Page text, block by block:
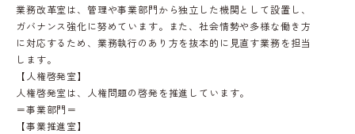
業務改革室は、管理や事業部門から独立した機関として設置し、
ガバナンス強化に努めています。また、社会情勢や多様な働き方
に対応するため、業務執行のあり方を抜本的に見直す業務を担当
します。
【人権啓発室】
人権啓発室は、人権問題の啓発を推進しています。
＝事業部門＝
【事業推進室】